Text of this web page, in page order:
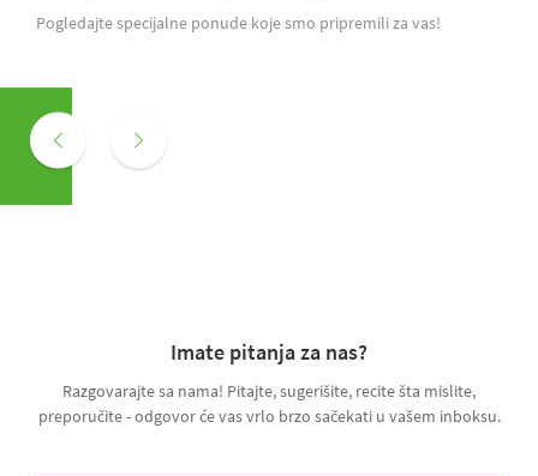
Pogledajte specijalne ponude koje smo pripremili za vas!
Imate pitanja za nas?
Razgovarajte sa nama! Pitajte, sugerišite, recite šta mislite,
preporučite - odgovor će vas vrlo brzo sačekati u vašem inboksu.